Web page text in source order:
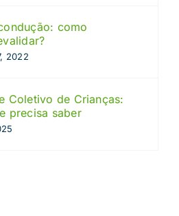
como
2022
Coletivo de Crianças:
precisa saber